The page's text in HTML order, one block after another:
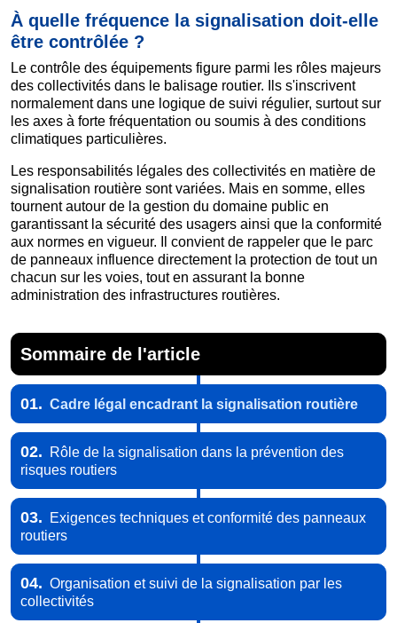
À quelle fréquence la signalisation doit-elle
être contrôlée ?
Le contrôle des équipements figure parmi les rôles majeurs
des collectivités dans le balisage routier. Ils s'inscrivent
normalement dans une logique de suivi régulier, surtout sur
les axes à forte fréquentation ou soumis à des conditions
climatiques particulières.
Les responsabilités légales des collectivités en matière de
signalisation routière sont variées. Mais en somme, elles
tournent autour de la gestion du domaine public en
garantissant la sécurité des usagers ainsi que la conformité
aux normes en vigueur. Il convient de rappeler que le parc
de panneaux influence directement la protection de tout un
chacun sur les voies, tout en assurant la bonne
administration des infrastructures routières.
Sommaire de l'article
01. Cadre légal encadrant la signalisation routière
02.
Rôle de la signalisation dans la prévention des
risques routiers
03.
Exigences techniques et conformité des panneaux
routiers
04. Organisation et suivi de la signalisation par les
collectivités